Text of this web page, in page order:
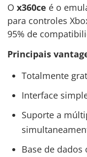
O x360ce é o
para controles
95% de
Principais
Totalmente
Interface
Suporte a
Base de